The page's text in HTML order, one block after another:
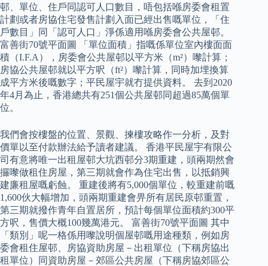
邨、單位、住戶同認可人口數目，唔包括喺房委會租置
計劃或者房協住宅發售計劃入面已經出售嘅單位，「住
戶數目」同「認可人口」淨係適用喺房委會公共屋邨。
富善街70號平面圖 「單位面積」指嘅係單位室內樓面面
積（I.F.A），房委會公共屋邨以平方米（m²）嚟計算；
房協公共屋邨就以平方呎（ft²）嚟計算，同時加埋換算
成平方米後嘅數字；平民屋宇就冇提供資料。 去到2020
年4月為止，香港總共有251個公共屋邨同超過85萬個單
位。
我們會按樓盤的位置、景觀、揀樓攻略作一分析，及對
價單以至付款辦法給予讀者建議。 香港平民屋宇有限公
司有意將唯一出租屋邨大坑西邨分3期重建，頭兩期然會
攞嚟做租住房屋，第三期就會作為住宅出售，以抵銷興
建廉租屋嘅虧蝕。 重建後將有5,000個單位，較重建前嘅
1,600伙大幅增加，頭兩期重建會畀所有居民原邨重置，
第三期就撥作青年自置居所，預計每個單位面積約300平
方呎，售價大概100幾萬港元。 富善街70號平面圖 其中
「類別」呢一格係用嚟說明個屋邨嘅用途種類，例如房
委會租住屋邨、房協資助房屋－出租單位（下稱房協出
租單位）同資助房屋－郊區公共房屋（下稱房協郊區公